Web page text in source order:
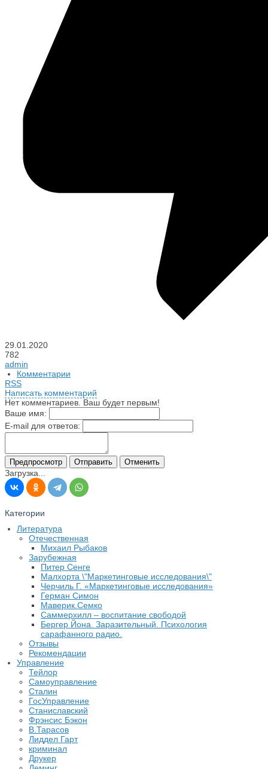
29.01.2020
782
admin
Комментарии
RSS
Написать комментарий
Нет комментариев. Ваш будет первым!
Ваше имя:
E-mail для ответов:
Загрузка...
Категории
Литература
Отечественная
Михаил Рыбаков
Зарубежная
Питер Сенге
Малхорта \"Маркетинговые исследования\"
Черчиль Г. «Маркетинговые исследования»
Герман Симон
Маверик.Семко
Саммерхилл – воспитание свободой
Бергер Йона. Заразительный. Психология
сарафанного радио.
Отзывы
Рекомендации
Управление
Тейлор
Самоуправление
Сталин
ГосУправление
Станиславский
Фрэнсис Бэкон
В.Тарасов
Лиддел Гарт
криминал
Друкер